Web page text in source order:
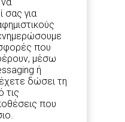
σας για
που
μέσω
ή
δώσει τη
τις
που